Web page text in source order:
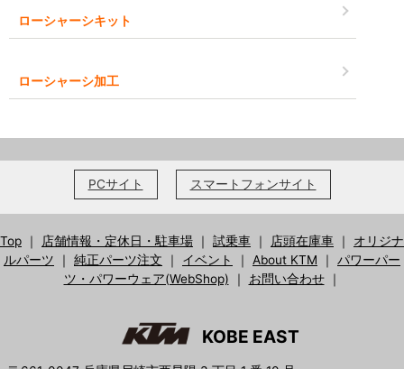
ローシャーシキット
ローシャーシ加工
PCサイト スマートフォンサイト
Top ｜ 店舗情報・定休日・駐車場 ｜ 試乗車 ｜ 店頭在庫車 ｜ オリジナ
ルパーツ ｜ 純正パーツ注文 ｜ イベント ｜ About KTM ｜ パワーパー
ツ・パワーウェア(WebShop) ｜ お問い合わせ｜
KOBE EAST